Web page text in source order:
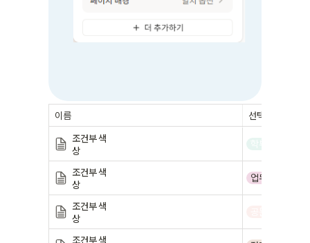
이름 선택
조건부 색
상
학부모연락
조건부 색
상
업무
조건부 색
상
조건부 색